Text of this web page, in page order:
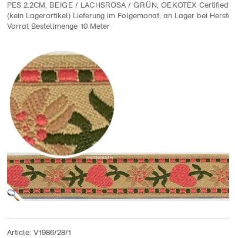
PES 2.2CM, BEIGE / LACHSROSA / GRÜN, OEKOTEX Certified
(kein Lagerartikel) Lieferung im Folgemonat, an Lager bei
Vorrat Bestellmenge 10 Meter
Article: V1986/28/1